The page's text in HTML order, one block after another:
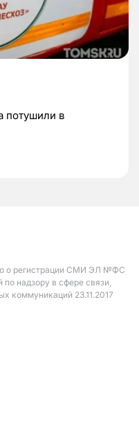
потушили в
о регистрации СМИ ЭЛ №ФС
надзору в сфере связи,
коммуникаций 23.11.2017